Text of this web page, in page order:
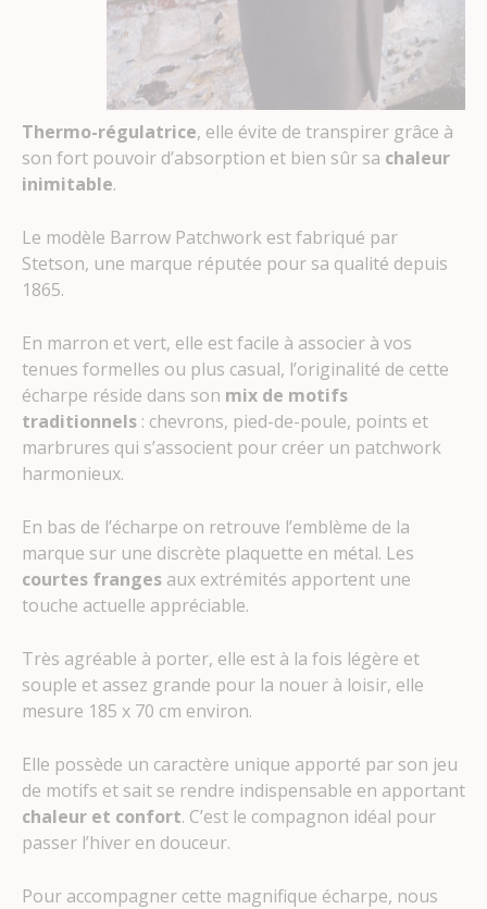
Thermo-régulatrice, elle évite de transpirer grâce à
son fort pouvoir d’absorption et bien sûr sa chaleur
inimitable.
Le modèle Barrow Patchwork est fabriqué par
Stetson, une marque réputée pour sa qualité depuis
1865.
En marron et vert, elle est facile à associer à vos
tenues formelles ou plus casual, l’originalité de cette
écharpe réside dans son mix de motifs
traditionnels : chevrons, pied-de-poule, points et
marbrures qui s’associent pour créer un patchwork
harmonieux.
En bas de l’écharpe on retrouve l’emblème de la
marque sur une discrète plaquette en métal. Les
courtes franges aux extrémités apportent une
touche actuelle appréciable.
Très agréable à porter, elle est à la fois légère et
souple et assez grande pour la nouer à loisir, elle
mesure 185 x 70 cm environ.
Elle possède un caractère unique apporté par son jeu
de motifs et sait se rendre indispensable en apportant
chaleur et confort. C’est le compagnon idéal pour
passer l’hiver en douceur.
Pour accompagner cette magnifique écharpe, nous